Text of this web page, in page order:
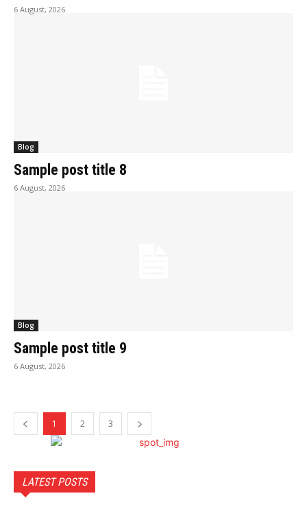
6 August, 2026
Blog
Sample post title 8
6 August, 2026
Blog
Sample post title 9
6 August, 2026
1 2 3
LATEST POSTS